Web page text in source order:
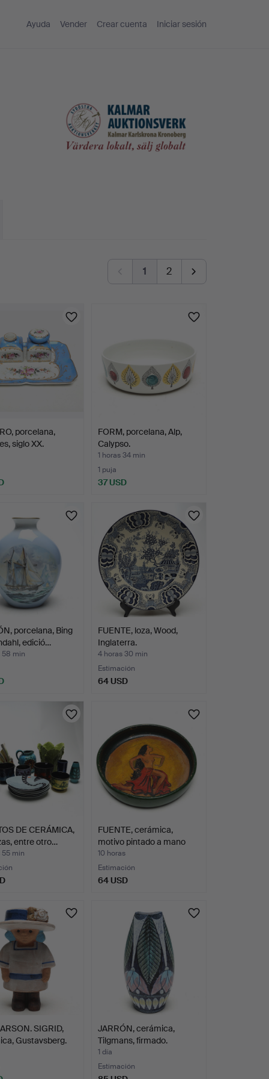
Ayuda Vender Crear cuenta Iniciar sesión
1 2
porcelana,
siglo XX.
FORM, porcelana, Alp,
Calypso.
1 horas 34 min
1 puja
37 USD
porcelana, Bing
edició…
58 min
FUENTE, loza, Wood,
Inglaterra.
4 horas 30 min
Estimación
64 USD
DE CERÁMICA,
entre otro…
55 min
FUENTE, cerámica,
motivo pintado a mano
co…
10 horas
Estimación
64 USD
SIGRID,
Gustavsberg.
JARRÓN, cerámica,
Tilgmans, firmado.
1 día
Estimación